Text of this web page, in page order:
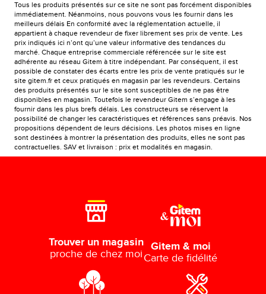
Tous les produits présentés sur ce site ne sont pas forcément disponibles
immédiatement. Néanmoins, nous pouvons vous les fournir dans les
meilleurs délais En conformité avec la réglementation actuelle, il
appartient à chaque revendeur de fixer librement ses prix de vente. Les
prix indiqués ici n’ont qu’une valeur informative des tendances du
marché. Chaque entreprise commerciale référencée sur le site est
adhérente au réseau Gitem à titre indépendant. Par conséquent, il est
possible de constater des écarts entre les prix de vente pratiqués sur le
site gitem.fr et ceux pratiqués en magasin par les revendeurs. Certains
des produits présentés sur le site sont susceptibles de ne pas être
disponibles en magasin. Toutefois le revendeur Gitem s’engage à les
fournir dans les plus brefs délais. Les constructeurs se réservent la
possibilité de changer les caractéristiques et références sans préavis. Nos
propositions dépendent de leurs décisions. Les photos mises en ligne
sont destinées à montrer la présentation des produits, elles ne sont pas
contractuelles. SAV et livraison : prix et modalités en magasin.
Trouver un magasin
proche de chez moi
Gitem & moi
Carte de fidélité